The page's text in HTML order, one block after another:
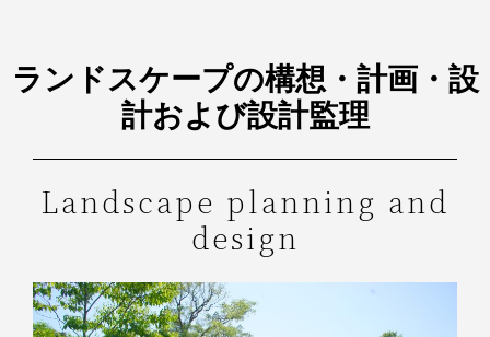
ランドスケープの構想・計画・設
計および設計監理
Landscape planning and
design